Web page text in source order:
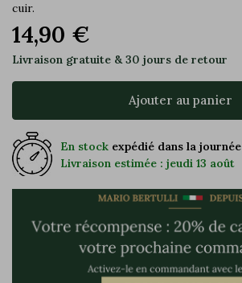
cuir.
14,90 €
Livraison gratuite & 30 jours de retour
Ajouter au panier
En stock expédié dans la journée
Livraison estimée : jeudi 13 août